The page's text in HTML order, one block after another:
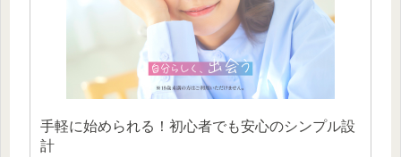
手軽に始められる！初心者でも安心のシンプル設
計